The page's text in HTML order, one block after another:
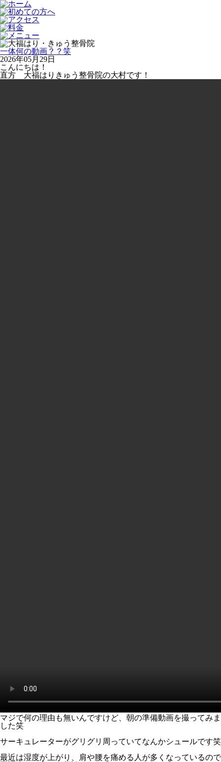
一体何の動画？？笑
2026年05月29日
こんにちは！
直方 大福はりきゅう整骨院の大村です！
マジで何の理由も無いんですけど、朝の準備動画を撮ってみま
した笑
サーキュレーターがグリグリ周っていてなんかシュールです笑
最近は湿度が上がり、肩や腰を痛める人が多くなっているので